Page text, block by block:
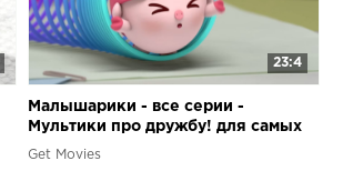
23:4
Малышарики - все серии -
Мультики про дружбу! для самых
маленьких
Get Movies